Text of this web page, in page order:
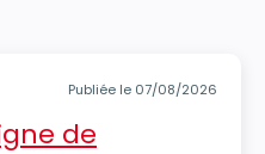
Publiée le 07/08/2026
de